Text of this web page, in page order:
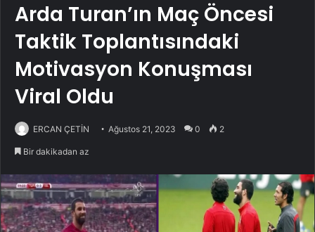
Arda Turan’ın Maç Öncesi
Taktik Toplantısındaki
Motivasyon Konuşması
Viral Oldu
ERCAN ÇETİN Ağustos 21, 2023 0 2
Bir dakikadan az